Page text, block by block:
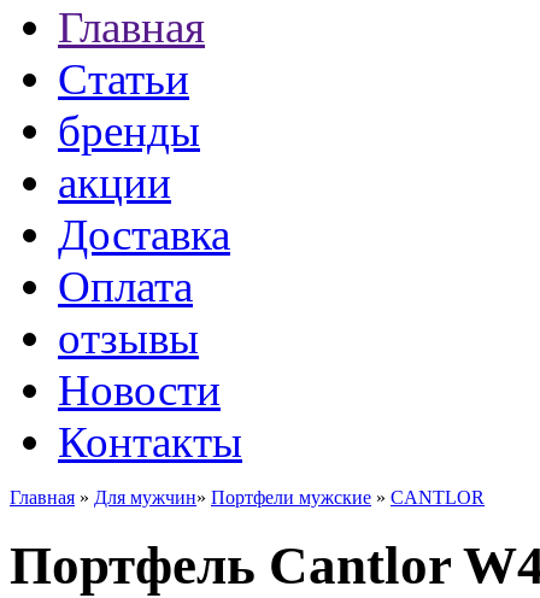
Главная
Статьи
бренды
акции
Доставка
Оплата
отзывы
Новости
Контакты
Главная » Для мужчин» Портфели мужские » CANTLOR
Портфель Cantlor